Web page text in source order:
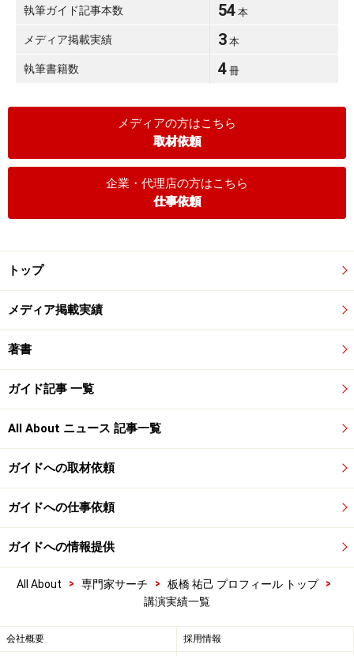
執筆ガイド記事本数 54 本
メディア掲載実績 3 本
執筆書籍数 4 冊
メディアの方はこちら
取材依頼
企業・代理店の方はこちら
仕事依頼
トップ
メディア掲載実績
著書
ガイド記事 一覧
All About ニュース 記事一覧
ガイドへの取材依頼
ガイドへの仕事依頼
ガイドへの情報提供
All About > 専門家サーチ > 板橋 祐己 プロフィール トップ
>
講演実績一覧
会社概要 採用情報